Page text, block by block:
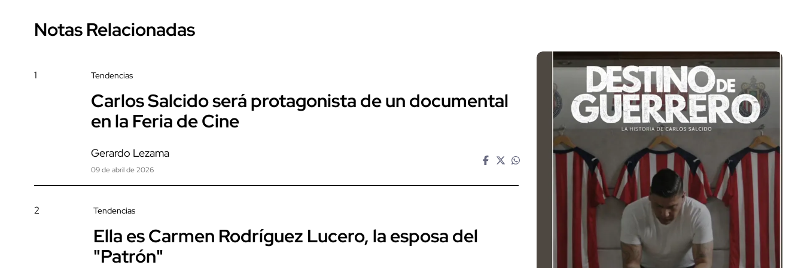
Notas Relacionadas
1 Tendencias
Carlos Salcido será protagonista de un documental
en la Feria de Cine
Gerardo Lezama
09 de abril de 2026
2 Tendencias
Ella es Carmen Rodríguez Lucero, la esposa del
"Patrón"